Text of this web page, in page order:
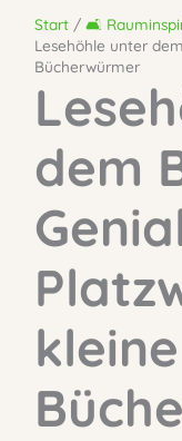
Start 🛋️
Lesehöhle unter
Bücherwürmer
dem
kleine